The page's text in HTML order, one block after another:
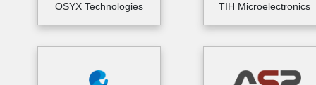
OSYX Technologies TIH Microelectronics